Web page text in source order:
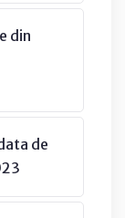
din
de